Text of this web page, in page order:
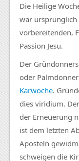
Die Heilige
war ursprünglich
vorbereitenden,
Passion Jesu.
Der
oder
Karwoche.
dies viridium.
der Erneuerung
ist dem letzten
Aposteln
schweigen die